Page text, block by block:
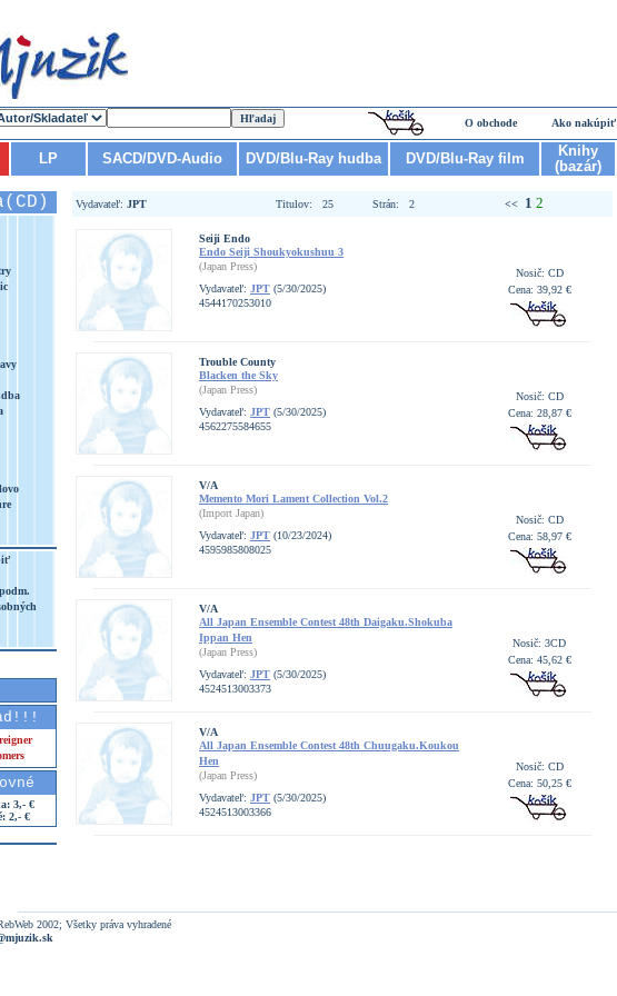
O obchode Ako nakúpiť
LP SACD/DVD-Audio DVD/Blu-Ray hudba DVD/Blu-Ray film
Knihy
(bazár)
3,- €
2,- €
Vydavateľ: JPT Titulov: 25 Strán: 2 << 1 2
Seiji Endo
Endo Seiji Shoukyokushuu 3
(Japan Press)
Vydavateľ: JPT (5/30/2025)
4544170253010
Nosič: CD
Cena: 39,92 €
Trouble County
Blacken the Sky
(Japan Press)
Vydavateľ: JPT (5/30/2025)
4562275584655
Nosič: CD
Cena: 28,87 €
V/A
Memento Mori Lament Collection Vol.2
(Import Japan)
Vydavateľ: JPT (10/23/2024)
4595985808025
Nosič: CD
Cena: 58,97 €
V/A
All Japan Ensemble Contest 48th Daigaku.Shokuba
Ippan Hen
(Japan Press)
Vydavateľ: JPT (5/30/2025)
4524513003373
Nosič: 3CD
Cena: 45,62 €
V/A
All Japan Ensemble Contest 48th Chuugaku.Koukou
Hen
(Japan Press)
Vydavateľ: JPT (5/30/2025)
4524513003366
Nosič: CD
Cena: 50,25 €
2002; Všetky práva vyhradené